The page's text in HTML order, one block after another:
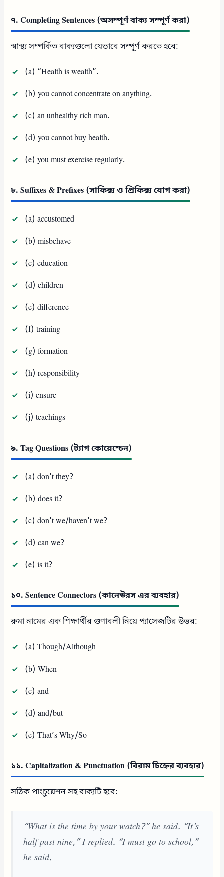
৭. Completing Sentences (অসম্পূর্ণ বাক্য সম্পূর্ণ করা)
স্বাস্থ্য সম্পর্কিত বাক্যগুলো যেভাবে সম্পূর্ণ করতে হবে:
(a) “Health is wealth”.
(b) you cannot concentrate on anything.
(c) an unhealthy rich man.
(d) you cannot buy health.
(e) you must exercise regularly.
৮. Suffixes & Prefixes (সাফিক্স ও প্রিফিক্স যোগ করা)
(a) accustomed
(b) misbehave
(c) education
(d) children
(e) difference
(f) training
(g) formation
(h) responsibility
(i) ensure
(j) teachings
৯. Tag Questions (ট্যাগ কোয়েশ্চেন)
(a) don’t they?
(b) does it?
(c) don’t we/haven’t we?
(d) can we?
(e) is it?
১০. Sentence Connectors (কানেক্টরস এর ব্যবহার)
রুমা নামের এক শিক্ষার্থীর গুণাবলী নিয়ে প্যাসেজটির উত্তর:
(a) Though/Although
(b) When
(c) and
(d) and/but
(e) That’s Why/So
১১. Capitalization & Punctuation (বিরাম চিহ্নের ব্যবহার)
সঠিক পাংচুয়েশন সহ বাক্যটি হবে:
“What is the time by your watch?” he said. “It’s
half past nine,” I replied. “I must go to school,”
he said.